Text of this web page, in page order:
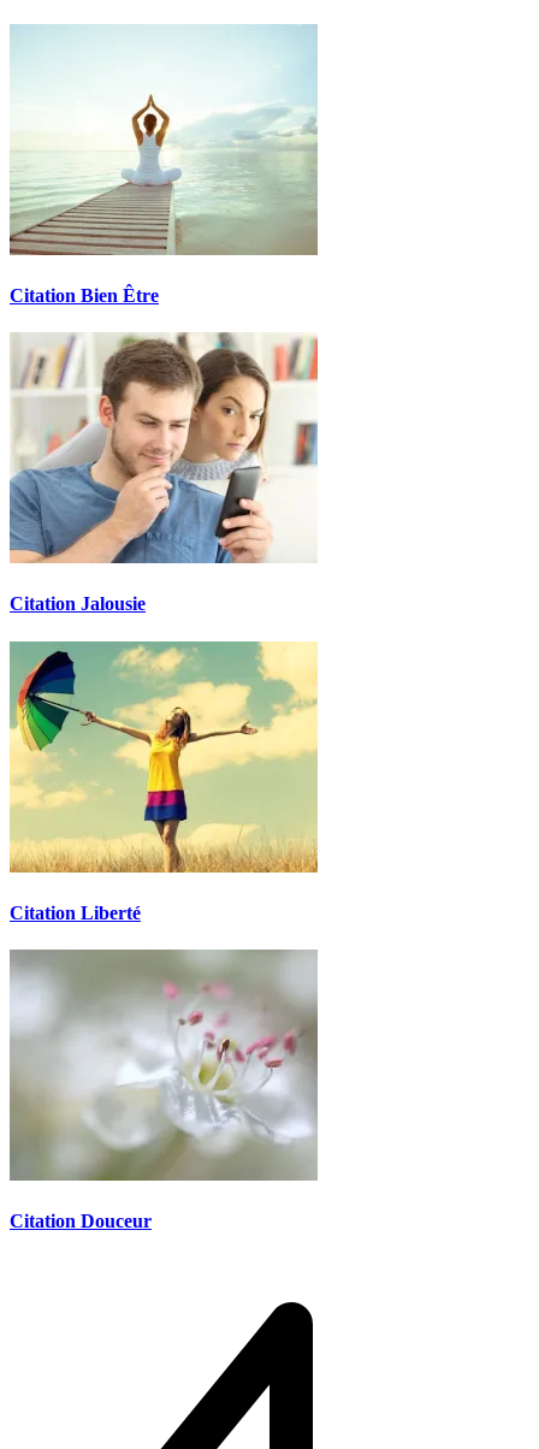
Citation Bien Être
Citation Jalousie
Citation Liberté
Citation Douceur